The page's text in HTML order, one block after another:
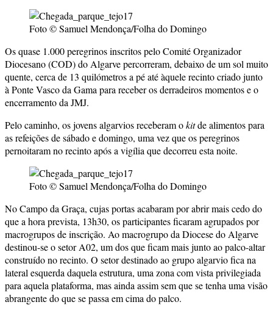
Foto © Samuel Mendonça/Folha do Domingo
Os quase 1.000 peregrinos inscritos pelo Comité Organizador
Diocesano (COD) do Algarve percorreram, debaixo de um sol muito
quente, cerca de 13 quilómetros a pé até àquele recinto criado junto
à Ponte Vasco da Gama para receber os derradeiros momentos e o
encerramento da JMJ.
Pelo caminho, os jovens algarvios receberam okitde alimentos para
as refeições de sábado e domingo, uma vez que os peregrinos
pernoitaram no recinto após a vigília que decorreu esta noite.
Foto © Samuel Mendonça/Folha do Domingo
No Campo da Graça, cujas portas acabaram por abrir mais cedo do
que a hora prevista, 13h30, os participantes ficaram agrupados por
macrogrupos de inscrição. Ao macrogrupo da Diocese do Algarve
destinou-se o setor A02, um dos que ficam mais junto ao palco-altar
construído no recinto. O setor destinado ao grupo algarvio fica na
lateral esquerda daquela estrutura, uma zona com vista privilegiada
para aquela plataforma, mas ainda assim sem que se tenha uma visão
abrangente do que se passa em cima do palco.